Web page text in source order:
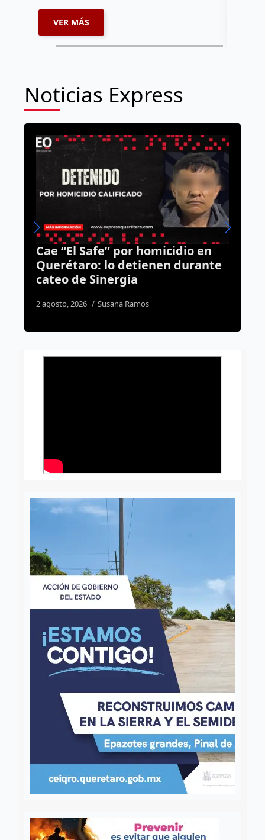
VER MÁS
Noticias Express
Programa del DIF ya promueve
el respeto a los adultos mayores
en 47 escuelas
7 agosto, 2026 Susana Ramos